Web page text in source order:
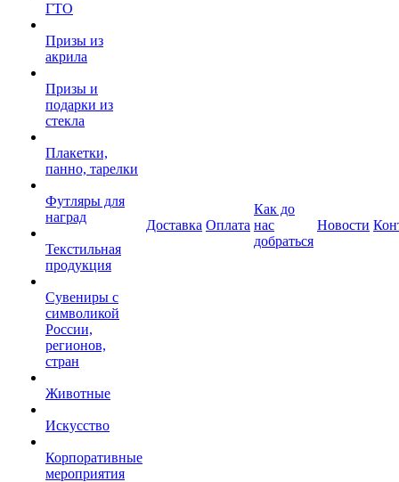
ГТО
Призы из
акрила
Призы и
подарки из
стекла
Плакетки,
панно, тарелки
Футляры для
наград
Текстильная
продукция
Сувениры с
символикой
России,
регионов,
стран
Животные
Искусство
Корпоративные
мероприятия
Доставка Оплата
Как до
нас
добраться
Новости